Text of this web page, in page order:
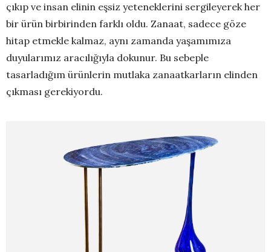
çıkıp ve insan elinin eşsiz yeteneklerini sergileyerek her
bir ürün birbirinden farklı oldu. Zanaat, sadece göze
hitap etmekle kalmaz, aynı zamanda yaşamımıza
duyularımız aracılığıyla dokunur. Bu sebeple
tasarladığım ürünlerin mutlaka zanaatkarların elinden
çıkması gerekiyordu.